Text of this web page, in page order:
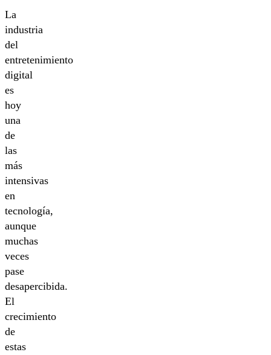
La
industria
del
entretenimiento
digital
es
hoy
una
de
las
más
intensivas
en
tecnología,
aunque
muchas
veces
pase
desapercibida.
El
crecimiento
de
estas